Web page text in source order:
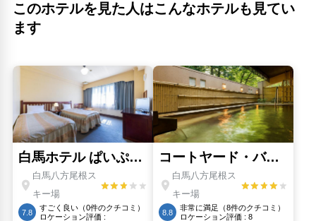
このホテルを見た人はこんなホテルも見てい
ます